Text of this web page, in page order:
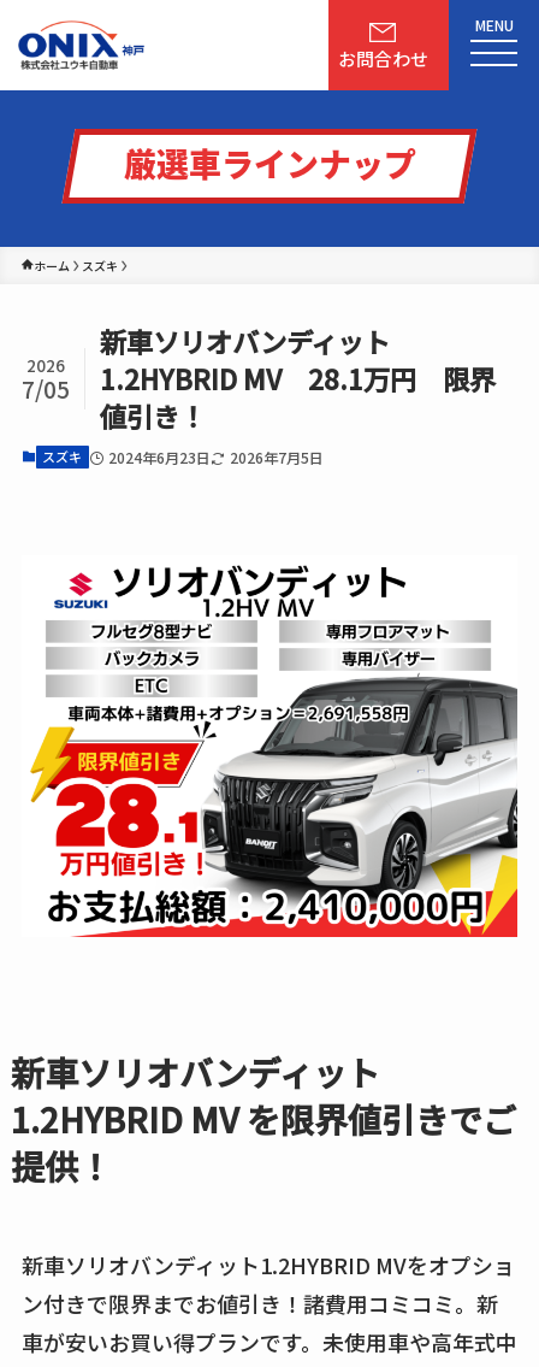
お問合わせ
MENU
厳選車ラインナップ
ホーム スズキ
新車ソリオバンディット
1.2HYBRID MV 28.1万円 限界
値引き！
2026
7/05
スズキ 2024年6月23日 2026年7月5日
新車ソリオバンディット
1.2HYBRID MV を限界値引きでご
提供！
新車ソリオバンディット1.2HYBRID MVをオプショ
ン付きで限界までお値引き！諸費用コミコミ。新
車が安いお買い得プランです。未使用車や高年式中